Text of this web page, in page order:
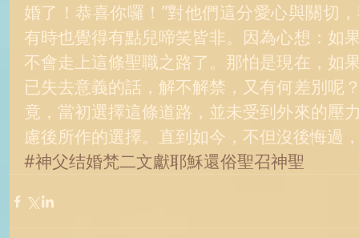
婚了！恭喜你囉！”對他們這分愛心與關切
有時也覺得有點兒啼笑皆非。因為心想：如
不會走上這條聖職之路了。那怕是現在，如
已失去意義的話，解不解禁，又有何差別呢
竟，當初選擇這條道路，並未受到外來的壓
慮後所作的選擇。直到如今，不但沒後悔過
#神父结婚梵二文獻耶穌還俗聖召神聖